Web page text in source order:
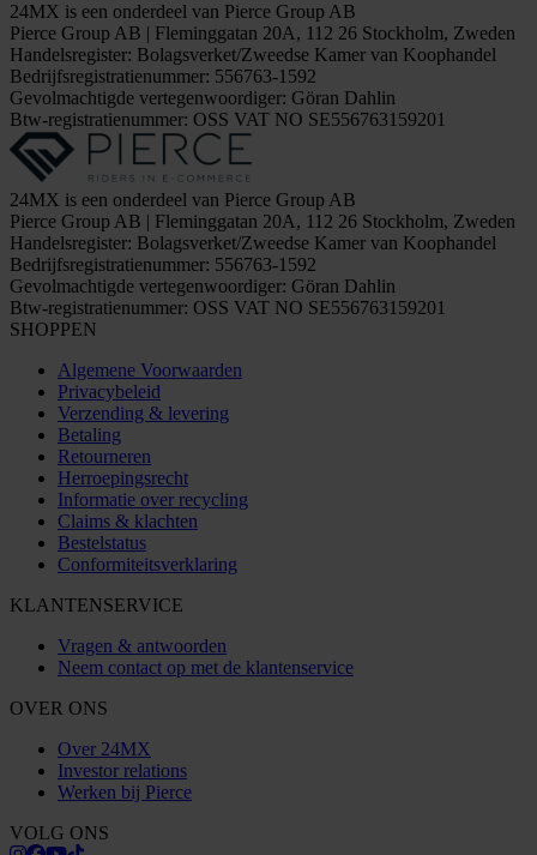
24MX is een onderdeel van Pierce Group AB
Pierce Group AB | Fleminggatan 20A, 112 26 Stockholm, Zweden
Handelsregister: Bolagsverket/Zweedse Kamer van Koophandel
Bedrijfsregistratienummer: 556763-1592
Gevolmachtigde vertegenwoordiger: Göran Dahlin
Btw-registratienummer: OSS VAT NO SE556763159201
24MX is een onderdeel van Pierce Group AB
Pierce Group AB | Fleminggatan 20A, 112 26 Stockholm, Zweden
Handelsregister: Bolagsverket/Zweedse Kamer van Koophandel
Bedrijfsregistratienummer: 556763-1592
Gevolmachtigde vertegenwoordiger: Göran Dahlin
Btw-registratienummer: OSS VAT NO SE556763159201
SHOPPEN
Algemene Voorwaarden
Privacybeleid
Verzending & levering
Betaling
Retourneren
Herroepingsrecht
Informatie over recycling
Claims & klachten
Bestelstatus
Conformiteitsverklaring
KLANTENSERVICE
Vragen & antwoorden
Neem contact op met de klantenservice
OVER ONS
Over 24MX
Investor relations
Werken bij Pierce
VOLG ONS